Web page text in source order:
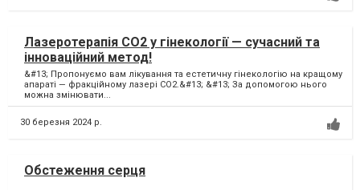
Лазеротерапія СО2 у гінекології — сучасний та
інноваційний метод!
&#13; Пропонуємо вам лікування та естетичну гінекологію на кращому
апараті — фракційному лазері СО2.&#13; &#13; За допомогою нього
можна змінювати...
30 березня 2024 р.
Обстеження серця